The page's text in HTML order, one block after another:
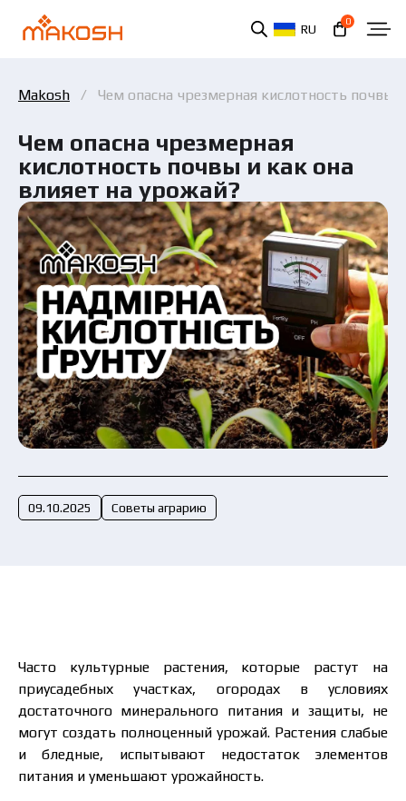
RU
0
Makosh Чем опасна чрезмерная кислотность почвы
Чем опасна чрезмерная
кислотность почвы и как она
влияет на урожай?
09.10.2025 Советы аграрию
Часто культурные растения, которые растут на
приусадебных участках, огородах в условиях
достаточного минерального питания и защиты, не
могут создать полноценный урожай. Растения слабые
и бледные, испытывают недостаток элементов
питания и уменьшают урожайность.
Вы ознакомились и соглашаетесь с политикой
защиты персональных данных.
Отправить заявку сейчас